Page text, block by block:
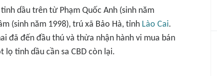
dầu trên từ Phạm Quốc Anh (sinh năm
(sinh năm 1998), trú xã Bảo Hà, tỉnh Lào Cai.
đã đến đầu thú và thừa nhận hành vi mua bán
tinh dầu cần sa CBD còn lại.